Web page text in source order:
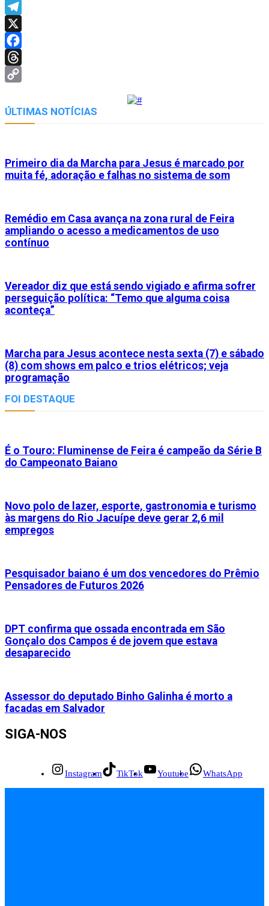
WhatsApp
Telegram
X
Facebook
Threads
Link
ÚLTIMAS NOTÍCIAS
Primeiro dia da Marcha para Jesus é marcado por
muita fé, adoração e falhas no sistema de som
Remédio em Casa avança na zona rural de Feira
ampliando o acesso a medicamentos de uso
contínuo
Vereador diz que está sendo vigiado e afirma sofrer
perseguição política: “Temo que alguma coisa
aconteça”
Marcha para Jesus acontece nesta sexta (7) e sábado
(8) com shows em palco e trios elétricos; veja
programação
FOI DESTAQUE
É o Touro: Fluminense de Feira é campeão da Série B
do Campeonato Baiano
Novo polo de lazer, esporte, gastronomia e turismo
às margens do Rio Jacuípe deve gerar 2,6 mil
empregos
Pesquisador baiano é um dos vencedores do Prêmio
Pensadores de Futuros 2026
DPT confirma que ossada encontrada em São
Gonçalo dos Campos é de jovem que estava
desaparecido
Assessor do deputado Binho Galinha é morto a
facadas em Salvador
SIGA-NOS
Instagram TikTok Youtube WhatsApp